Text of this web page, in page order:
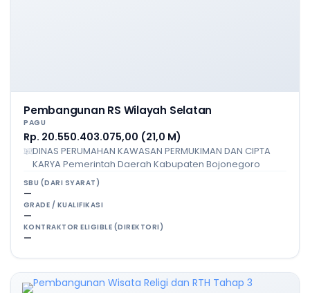
Pembangunan RS Wilayah Selatan
PAGU
Rp. 20.550.403.075,00 (21,0 M)
DINAS PERUMAHAN KAWASAN PERMUKIMAN DAN CIPTA
KARYA Pemerintah Daerah Kabupaten Bojonegoro
SBU (DARI SYARAT)
—
GRADE / KUALIFIKASI
—
KONTRAKTOR ELIGIBLE (DIREKTORI)
—